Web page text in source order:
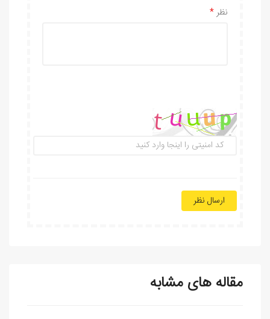
نظر
ارسال نظر
مقاله های مشابه